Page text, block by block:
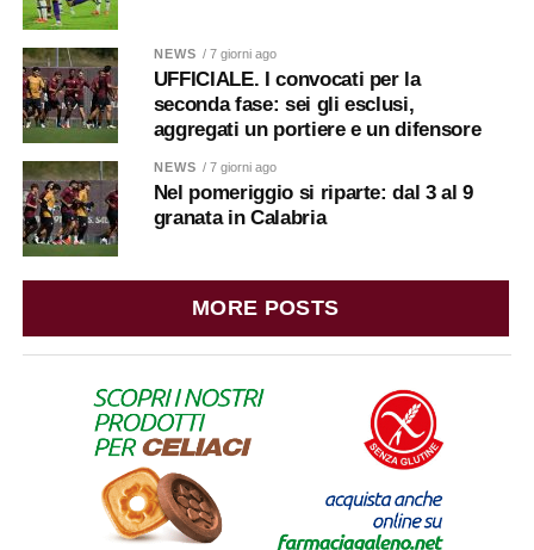
NEWS / 7 giorni ago
UFFICIALE. I convocati per la
seconda fase: sei gli esclusi,
aggregati un portiere e un difensore
NEWS / 7 giorni ago
Nel pomeriggio si riparte: dal 3 al 9
granata in Calabria
MORE POSTS